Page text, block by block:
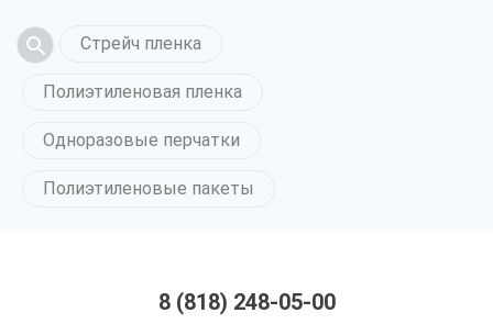
Стрейч пленка
Полиэтиленовая пленка
Одноразовые перчатки
Полиэтиленовые пакеты
8 (818) 248-05-00